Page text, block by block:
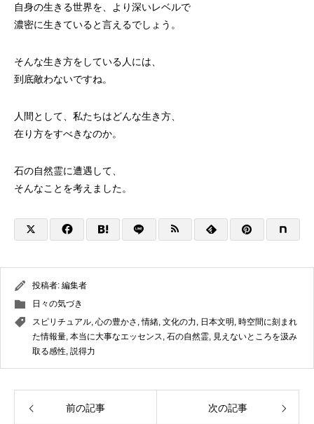
自身の生きる世界を、より深いレベルで
濃密に生きていると言えるでしょう。
そんな生き方をしている人には、
到底敵わないですね。
人間として、私たちはどんな生き方、
在り方をすべきなのか。
石の自然霊に遭遇して、
そんなことを考えました。
投稿者: 編集者
日々の気づき
スピリチュアル, 心の豊かさ ,情緒, 文化の力, 日本文明 , 時空間に刻まれ
た情報量, 本当に大事なエッセンス, 石の自然霊, 見えないところを汲み
取る感性, 説得力
前の記事 次の記事